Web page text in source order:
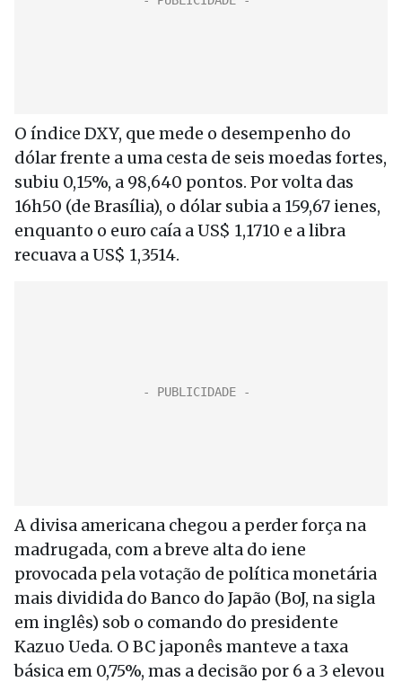
O índice DXY, que mede o desempenho do
dólar frente a uma cesta de seis moedas fortes,
subiu 0,15%, a 98,640 pontos. Por volta das
16h50 (de Brasília), o dólar subia a 159,67 ienes,
enquanto o euro caía a US$ 1,1710 e a libra
recuava a US$ 1,3514.
A divisa americana chegou a perder força na
madrugada, com a breve alta do iene
provocada pela votação de política monetária
mais dividida do Banco do Japão (BoJ, na sigla
em inglês) sob o comando do presidente
Kazuo Ueda. O BC japonês manteve a taxa
básica em 0,75%, mas a decisão por 6 a 3 elevou